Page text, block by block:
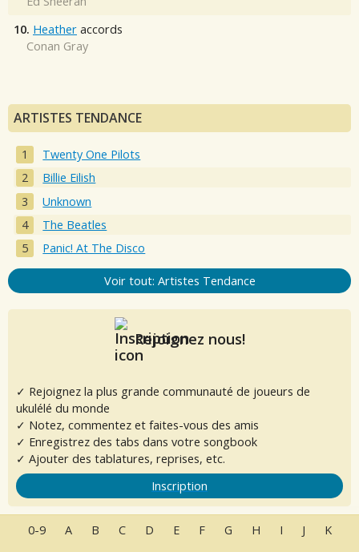
10. Heather accords
Conan Gray
ARTISTES TENDANCE
Twenty One Pilots
Billie Eilish
Unknown
The Beatles
Panic! At The Disco
Voir tout: Artistes Tendance
Rejoignez nous!
✓ Rejoignez la plus grande communauté de joueurs de
ukulélé du monde
✓ Notez, commentez et faites-vous des amis
✓ Enregistrez des tabs dans votre songbook
✓ Ajouter des tablatures, reprises, etc.
Inscription
0-9 A B C D E F G H I J K